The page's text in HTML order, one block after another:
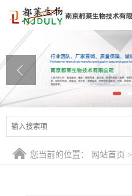
公司首页
公司介绍
公司动态
产品展厅
证书荣誉
您当前的位置： 网站首页 >